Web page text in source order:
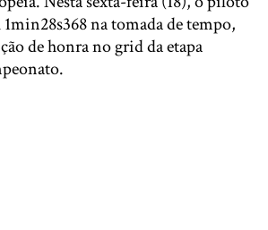
na tomada de tempo,
de honra no grid da etapa